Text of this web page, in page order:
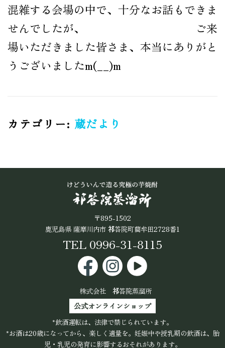
混雑する会場の中で、十分なお話もできま
せんでしたが、 ご来
場いただきました皆さま、本当にありがと
うございましたm(__)m
カテゴリー: 蔵だより
〒895-1502
鹿児島県 薩摩川内市 祁答院町藺牟田2728番1
TEL 0996-31-8115
株式会社 祁答院蒸溜所
公式オンラインショップ
*飲酒運転は、法律で禁じられています。
*お酒は20歳になってから、楽しく適量を。妊娠中や授乳期の飲酒は、胎
児・乳児の発育に影響するおそれがあります。